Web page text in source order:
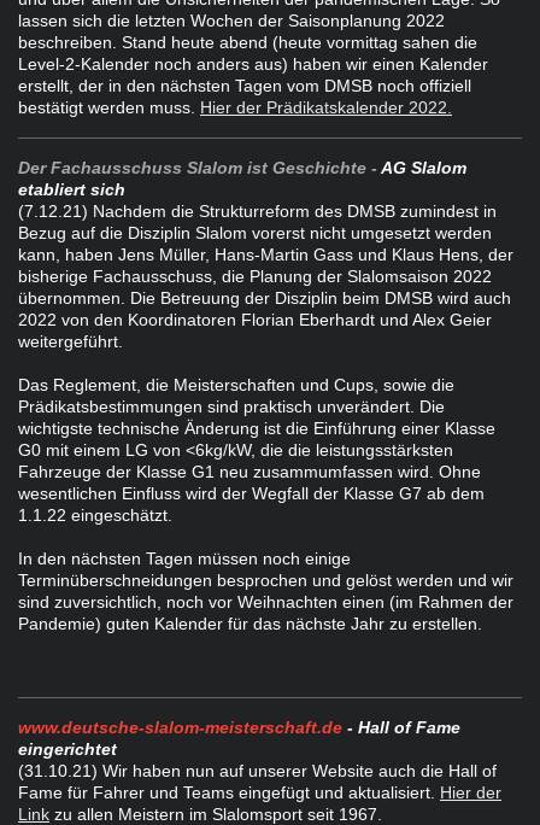
lassen sich die letzten Wochen der Saisonplanung 2022
beschreiben. Stand heute abend (heute vormittag sahen die
Level-2-Kalender noch anders aus) haben wir einen Kalender
erstellt, der in den nächsten Tagen vom DMSB noch offiziell
bestätigt werden muss. Hier der Prädikatskalender 2022.
Der Fachausschuss Slalom ist Geschichte - AG Slalom
etabliert sich
(7.12.21) Nachdem die Strukturreform des DMSB zumindest in
Bezug auf die Disziplin Slalom vorerst nicht umgesetzt werden
kann, haben Jens Müller, Hans-Martin Gass und Klaus Hens, der
bisherige Fachausschuss, die Planung der Slalomsaison 2022
übernommen. Die Betreuung der Disziplin beim DMSB wird auch
2022 von den Koordinatoren Florian Eberhardt und Alex Geier
weitergeführt.
Das Reglement, die Meisterschaften und Cups, sowie die
Prädikatsbestimmungen sind praktisch unverändert. Die
wichtigste technische Änderung ist die Einführung einer Klasse
G0 mit einem LG von <6kg/kW, die die leistungsstärksten
Fahrzeuge der Klasse G1 neu zusammumfassen wird. Ohne
wesentlichen Einfluss wird der Wegfall der Klasse G7 ab dem
1.1.22 eingeschätzt.
In den nächsten Tagen müssen noch einige
Terminüberschneidungen besprochen und gelöst werden und wir
sind zuversichtlich, noch vor Weihnachten einen (im Rahmen der
Pandemie) guten Kalender für das nächste Jahr zu erstellen.
www.deutsche-slalom-meisterschaft.de - Hall of Fame
eingerichtet
(31 .10.21) Wir haben nun auf unserer Website auch die Hall of
Fame für Fahrer und Teams eingefügt und aktualisiert. Hier der
Link zu allen Meistern im Slalomsport seit 1967.